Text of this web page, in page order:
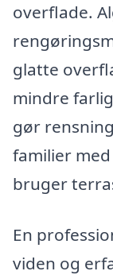
overflade.
glatte
mindre
gør
familier
bruger
En
viden og